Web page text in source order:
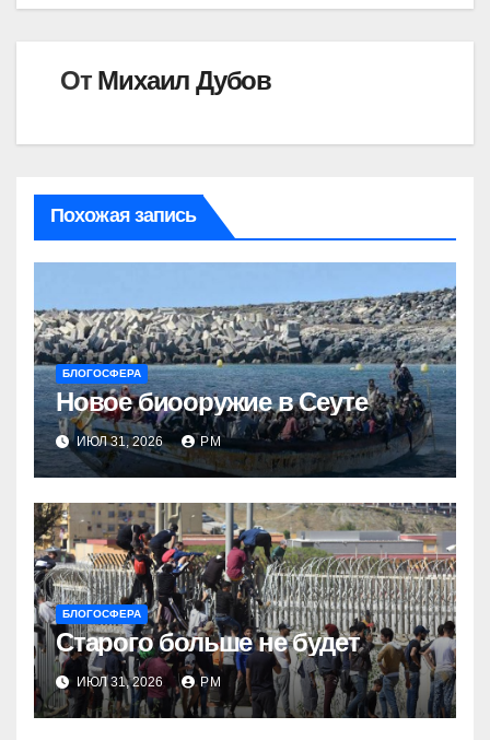
От Михаил Дубов
Похожая запись
БЛОГОСФЕРА
Новое биооружие в Сеуте
ИЮЛ 31, 2026 РМ
БЛОГОСФЕРА
Старого больше не будет
ИЮЛ 31, 2026 РМ